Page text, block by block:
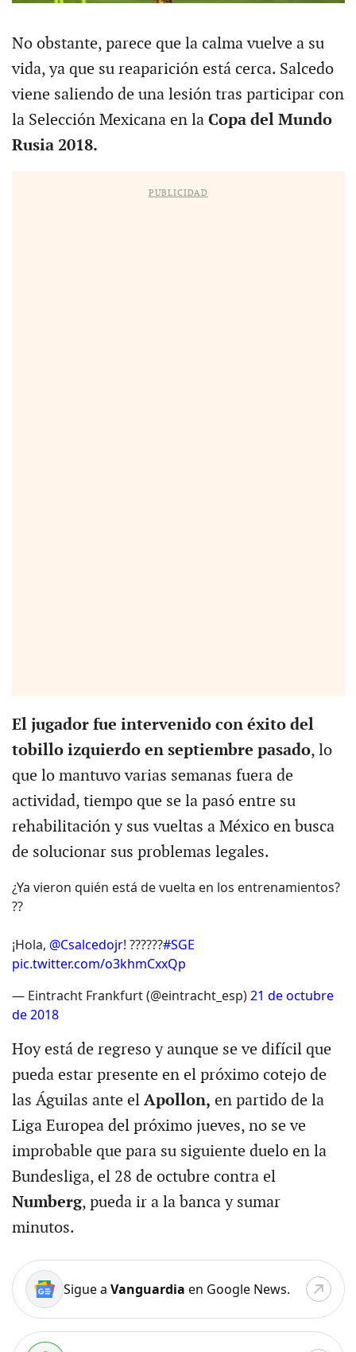
No obstante, parece que la calma vuelve a su
vida, ya que su reaparición está cerca. Salcedo
viene saliendo de una lesión tras participar con
la Selección Mexicana en la Copa del Mundo
Rusia 2018.
PUBLICIDAD
El jugador fue intervenido con éxito del
tobillo izquierdo en septiembre pasado, lo
que lo mantuvo varias semanas fuera de
actividad, tiempo que se la pasó entre su
rehabilitación y sus vueltas a México en busca
de solucionar sus problemas legales.
¿Ya vieron quién está de vuelta en los entrenamientos?
??
¡Hola, @Csalcedojr! ??????#SGE
pic.twitter.com/o3khmCxxQp
— Eintracht Frankfurt (@eintracht_esp)21 de octubre
de 2018
Hoy está de regreso y aunque se ve difícil que
pueda estar presente en el próximo cotejo de
las Águilas ante elApollon, en partido de la
Liga Europea del próximo jueves, no se ve
improbable que para su siguiente duelo en la
Bundesliga, el 28 de octubre contra el
Numberg, pueda ir a la banca y sumar
minutos.
Sigue a Vanguardia en Google News.